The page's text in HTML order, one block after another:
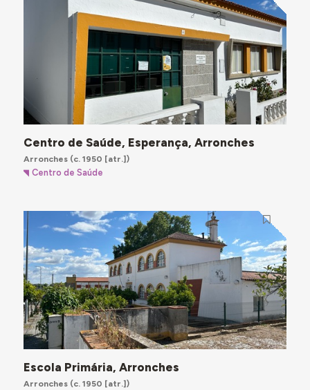
Centro de Saúde, Esperança, Arronches
Arronches(c. 1950 [atr.])
Centro de Saúde
Escola Primária, Arronches
Arronches(c. 1950 [atr.])